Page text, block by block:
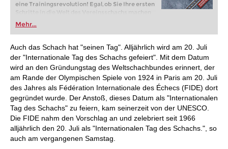
eine Trainingsrevolution! Egal, ob Sie Ihre ersten
Schritte in die Welt des Vereinsschachs machen
oder bereits auf Turnierniveau spielen: Mit
FRITZ trainieren Sie effizienter, intelligenter und
individueller als je zuvor.
Mehr...
Auch das Schach hat "seinen Tag". Alljährlich wird am 20. Juli
der "Internationale Tag des Schachs gefeiert". Mit dem Datum
wird an den Gründungstag des Weltschachbundes erinnert, der
am Rande der Olympischen Spiele von 1924 in Paris am 20. Juli
des Jahres als Fédération Internationale des Échecs (FIDE) dort
gegründet wurde. Der Anstoß, dieses Datum als "Internationalen
Tag des Schachs" zu feiern, kam seinerzeit von der UNESCO.
Die FIDE nahm den Vorschlag an und zelebriert seit 1966
alljährlich den 20. Juli als "Internationalen Tag des Schachs.", so
auch am vergangenen Samstag.